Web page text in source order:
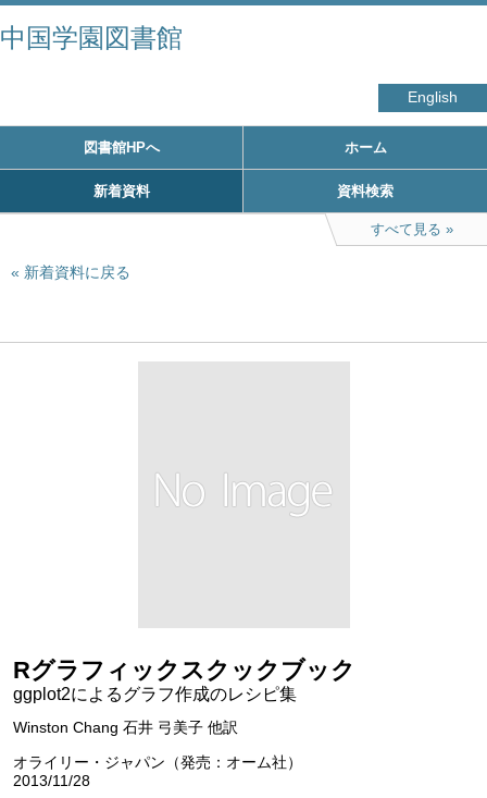
中国学園図書館
English
図書館HPへ ホーム
新着資料 資料検索
すべて見る
新着資料に戻る
Rグラフィックスクックブック
ggplot2によるグラフ作成のレシピ集
Winston Chang 石井 弓美子 他訳
オライリー・ジャパン（発売：オーム社）
2013/11/28